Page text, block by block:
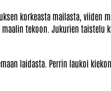
korkeasta mailasta, viiden
tekoon. Jukurien taistelu
laidasta. Perrin laukoi